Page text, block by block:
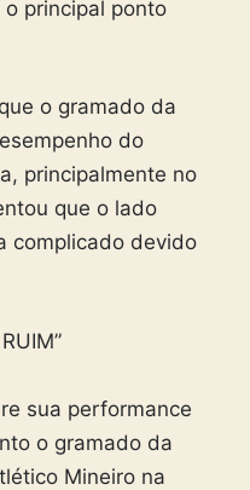
principal ponto
o gramado da
do
principalmente no
que o lado
complicado devido
sua performance
o gramado da
Mineiro na